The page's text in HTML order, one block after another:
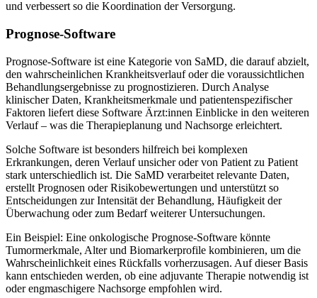
und verbessert so die Koordination der Versorgung.
Prognose-Software
Prognose-Software ist eine Kategorie von SaMD, die darauf abzielt,
den wahrscheinlichen Krankheitsverlauf oder die voraussichtlichen
Behandlungsergebnisse zu prognostizieren. Durch Analyse
klinischer Daten, Krankheitsmerkmale und patientenspezifischer
Faktoren liefert diese Software Ärzt:innen Einblicke in den weiteren
Verlauf – was die Therapieplanung und Nachsorge erleichtert.
Solche Software ist besonders hilfreich bei komplexen
Erkrankungen, deren Verlauf unsicher oder von Patient zu Patient
stark unterschiedlich ist. Die SaMD verarbeitet relevante Daten,
erstellt Prognosen oder Risikobewertungen und unterstützt so
Entscheidungen zur Intensität der Behandlung, Häufigkeit der
Überwachung oder zum Bedarf weiterer Untersuchungen.
Ein Beispiel: Eine onkologische Prognose-Software könnte
Tumormerkmale, Alter und Biomarkerprofile kombinieren, um die
Wahrscheinlichkeit eines Rückfalls vorherzusagen. Auf dieser Basis
kann entschieden werden, ob eine adjuvante Therapie notwendig ist
oder engmaschigere Nachsorge empfohlen wird.